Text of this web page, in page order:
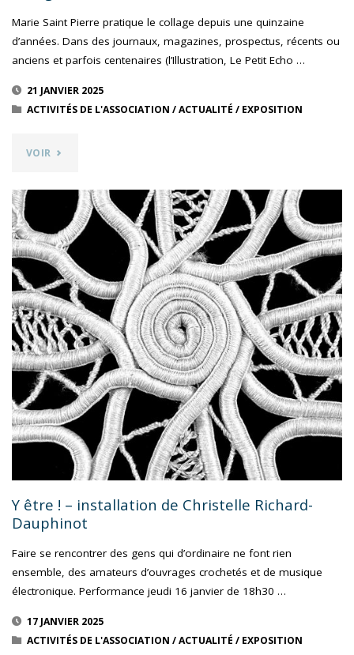
Marie Saint Pierre pratique le collage depuis une quinzaine
d’années. Dans des journaux, magazines, prospectus, récents ou
anciens et parfois centenaires (l’Illustration, Le Petit Echo …
21 JANVIER 2025
ACTIVITÉS DE L'ASSOCIATION /ACTUALITÉ / EXPOSITION
VOIR "LA
FORMES
–
MARIE
SAINT
PIERRE,
COLLAGES"
Y être ! – installation de Christelle Richard-
Dauphinot
Faire se rencontrer des gens qui d’ordinaire ne font rien
ensemble, des amateurs d’ouvrages crochetés et de musique
électronique. Performance jeudi 16 janvier de 18h30 …
17 JANVIER 2025
ACTIVITÉS DE L'ASSOCIATION /ACTUALITÉ / EXPOSITION